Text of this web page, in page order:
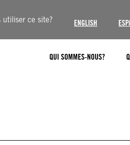
utiliser ce site? ENGLISH
QUI SOMMES-NOUS?